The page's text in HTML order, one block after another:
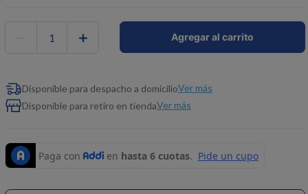
＋ Agregar al carrito
Disponible para despacho a domicilioVer más
Disponible para retiro en tiendaVer más